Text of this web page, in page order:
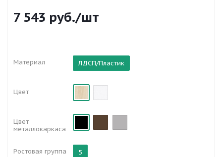
7 543 руб./шт
Материал ЛДСП/Пластик
Цвет
Цвет
металлокаркаса
Ростовая группа 5